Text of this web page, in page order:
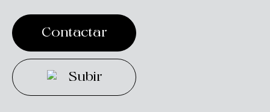
Contactar
Contactar
Subir